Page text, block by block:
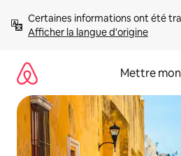
directement
Afficher la langue d'origine
Mettre